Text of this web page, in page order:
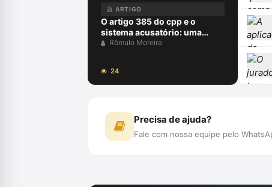
ARTIGO
O artigo 385 do cpp e o
sistema acusatório: uma
incompatiblidade com a
Rômulo Moreira
24
Precisa de ajuda?
Fale com nossa equipe pelo